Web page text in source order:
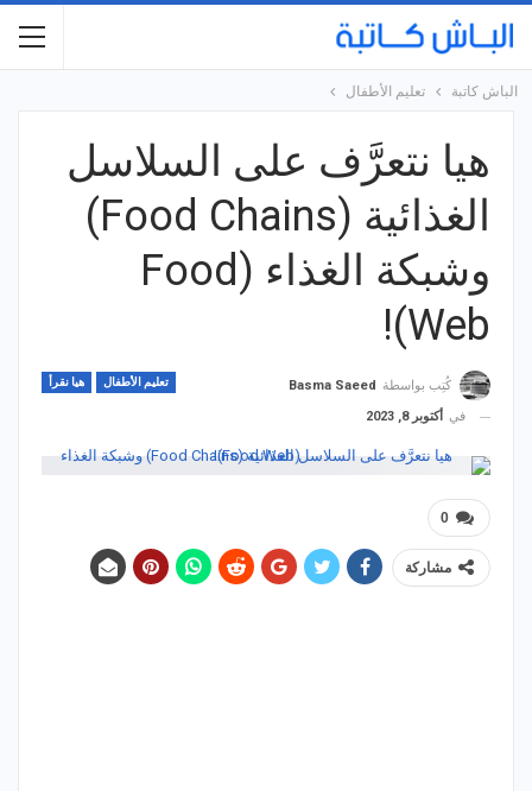
الباش كاتبة تعليم الأطفال
هيا نتعرَّف على السلاسل
الغذائية (Food Chains)
وشبكة الغذاء (Food
Web)!
تعليم الأطفال هيا نقرأ كُتِب بواسطة
Basma Saeed
في أكتوبر 8, 2023
0
مشاركة